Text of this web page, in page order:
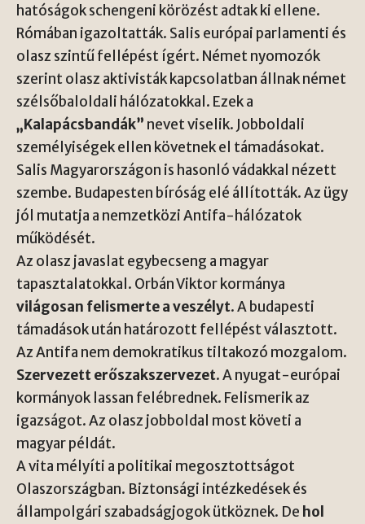
hatóságok schengeni körözést adtak ki ellene.
Rómában igazoltatták. Salis európai parlamenti és
olasz szintű fellépést ígért. Német nyomozók
szerint olasz aktivisták kapcsolatban állnak német
szélsőbaloldali hálózatokkal. Ezek a
„Kalapácsbandák” nevet viselik. Jobboldali
személyiségek ellen követnek el támadásokat.
Salis Magyarországon is hasonló vádakkal nézett
szembe. Budapesten bíróság elé állították. Az ügy
jól mutatja a nemzetközi Antifa-hálózatok
működését.
Az olasz javaslat egybecseng a magyar
tapasztalatokkal. Orbán Viktor kormánya
világosan felismerte a veszélyt. A budapesti
támadások után határozott fellépést választott.
Az Antifa nem demokratikus tiltakozó mozgalom.
Szervezett erőszakszervezet. A nyugat-európai
kormányok lassan felébrednek. Felismerik az
igazságot. Az olasz jobboldal most követi a
magyar példát.
A vita mélyíti a politikai megosztottságot
Olaszországban. Biztonsági intézkedések és
állampolgári szabadságjogok ütköznek. De hol